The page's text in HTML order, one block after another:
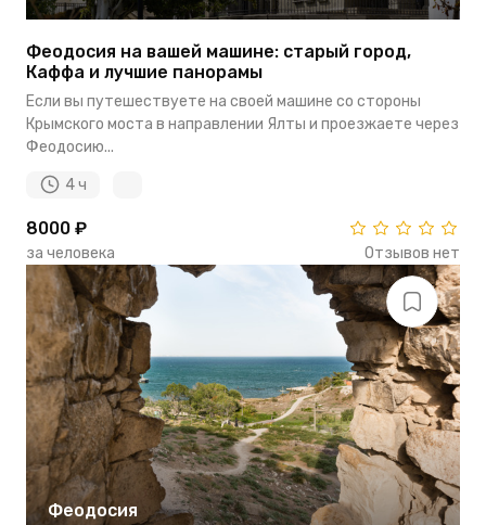
Феодосия на вашей машине: старый город,
Каффа и лучшие панорамы
Если вы путешествуете на своей машине со стороны
Крымского моста в направлении Ялты и проезжаете через
Феодосию...
4 ч
8000 ₽
за человека Отзывов нет
Феодосия